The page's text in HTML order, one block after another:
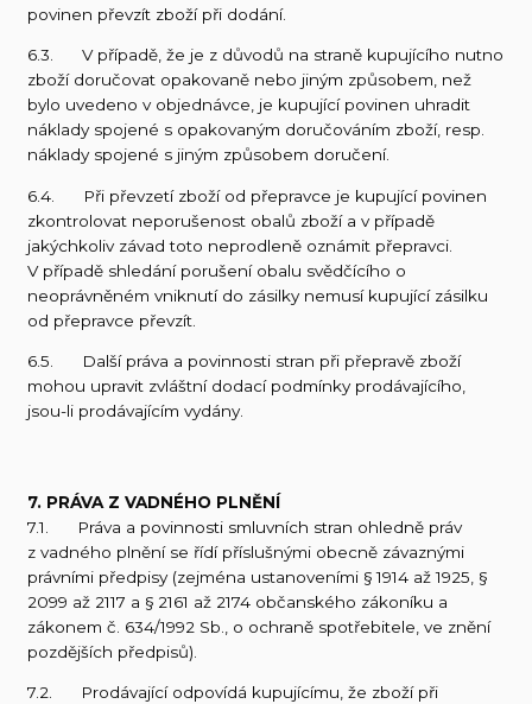
povinen převzít zboží při dodání.
6.3. V případě, že je z důvodů na straně kupujícího nutno
zboží doručovat opakovaně nebo jiným způsobem, než
bylo uvedeno v objednávce, je kupující povinen uhradit
náklady spojené s opakovaným doručováním zboží, resp.
náklady spojené s jiným způsobem doručení.
6.4. Při převzetí zboží od přepravce je kupující povinen
zkontrolovat neporušenost obalů zboží a v případě
jakýchkoliv závad toto neprodleně oznámit přepravci.
V případě shledání porušení obalu svědčícího o
neoprávněném vniknutí do zásilky nemusí kupující zásilku
od přepravce převzít.
6.5. Další práva a povinnosti stran při přepravě zboží
mohou upravit zvláštní dodací podmínky prodávajícího,
jsou-li prodávajícím vydány.
7. PRÁVA Z VADNÉHO PLNĚNÍ
7.1. Práva a povinnosti smluvních stran ohledně práv
z vadného plnění se řídí příslušnými obecně závaznými
právními předpisy (zejména ustanoveními § 1914 až 1925, §
2099 až 2117 a § 2161 až 2174 občanského zákoníku a
zákonem č. 634/1992 Sb., o ochraně spotřebitele, ve znění
pozdějších předpisů).
7.2. Prodávající odpovídá kupujícímu, že zboží při